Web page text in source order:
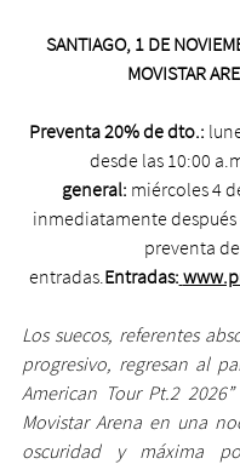
SANTIAGO, 1 DE
MOVISTAR
Preventa 20% de dto.:
desde las 10:00
general: miércoles 4
inmediatamente después
preventa de
entradas.Entradas:
Los suecos, referentes
progresivo, regresan al
American Tour Pt.2
Movistar Arena en una
oscuridad y máxima